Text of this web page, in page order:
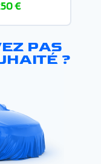
€
PAS
?